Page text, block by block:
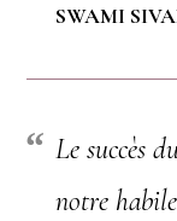
SWAMI
Le succès
notre